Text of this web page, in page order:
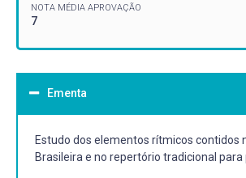
NOTA MÉDIA APROVAÇÃO
7
Ementa
Estudo dos elementos rítmicos contidos
Brasileira e no repertório tradicional para